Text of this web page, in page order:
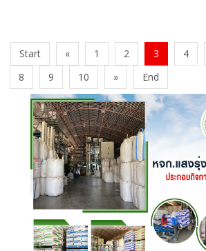
Start « 1 2 3 4
8
9 10 » End